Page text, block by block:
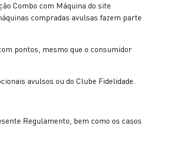
Combo com Máquina do site
compradas avulsas fazem parte
pontos, mesmo que o consumidor
avulsos ou do Clube Fidelidade.
Regulamento, bem como os casos